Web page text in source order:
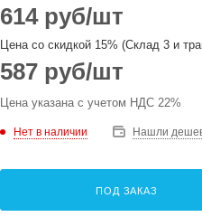
614руб/шт
Цена со скидкой 15% (Склад 3 и
587 руб/шт
Цена указана с учетом НДС 22%
Нет в наличии Нашли
ПОД ЗАКАЗ